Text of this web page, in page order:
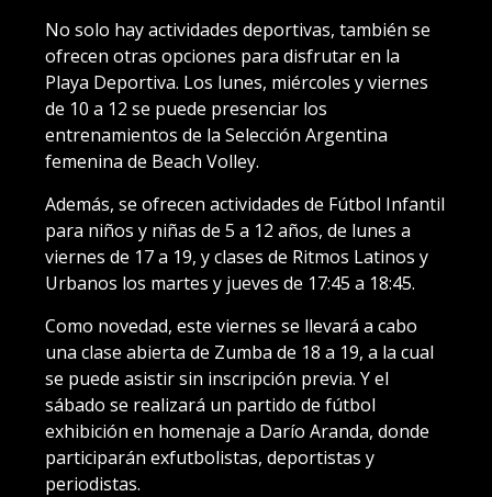
No solo hay actividades deportivas, también se
ofrecen otras opciones para disfrutar en la
Playa Deportiva. Los lunes, miércoles y viernes
de 10 a 12 se puede presenciar los
entrenamientos de la Selección Argentina
femenina de Beach Volley.
Además, se ofrecen actividades de Fútbol Infantil
para niños y niñas de 5 a 12 años, de lunes a
viernes de 17 a 19, y clases de Ritmos Latinos y
Urbanos los martes y jueves de 17:45 a 18:45.
Como novedad, este viernes se llevará a cabo
una clase abierta de Zumba de 18 a 19, a la cual
se puede asistir sin inscripción previa. Y el
sábado se realizará un partido de fútbol
exhibición en homenaje a Darío Aranda, donde
participarán exfutbolistas, deportistas y
periodistas.